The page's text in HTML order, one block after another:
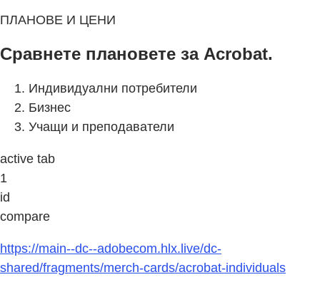
ПЛАНОВЕ И ЦЕНИ
Сравнете плановете за Acrobat.
Индивидуални потребители
Бизнес
Учащи и преподаватели
active tab
1
id
compare
https://main--dc--adobecom.hlx.live/dc-
shared/fragments/merch-cards/acrobat-individuals